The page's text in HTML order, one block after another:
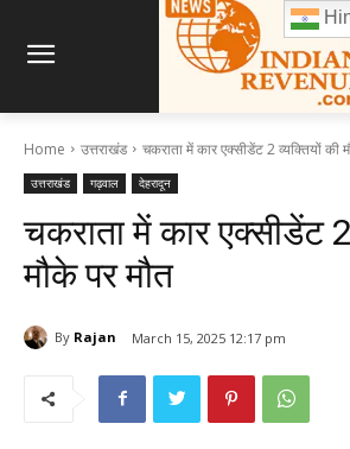
Home उत्तराखंड चकराता में कार एक्सीडेंट 2 व्यक्तियों की
उत्तराखंड गढ़वाल देहरादून
चकराता में कार एक्सीडेंट
मौके पर मौत
By Rajan March 15, 2025 12:17 pm